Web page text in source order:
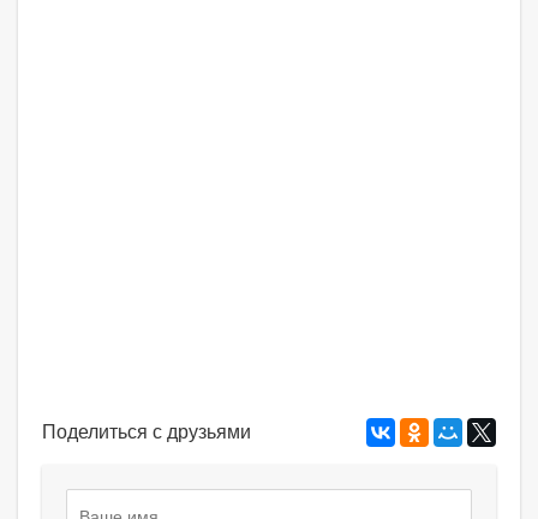
Поделиться с друзьями